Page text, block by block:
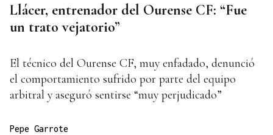
Llácer, entrenador del Ourense CF: “Fue
un trato vejatorio”
El técnico del Ourense CF, muy enfadado, denunció
el comportamiento sufrido por parte del equipo
arbitral y aseguró sentirse “muy perjudicado”
Pepe Garrote